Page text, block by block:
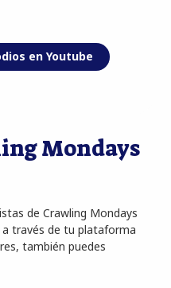
en Youtube
Mondays
de Crawling Mondays
través de tu plataforma
también puedes